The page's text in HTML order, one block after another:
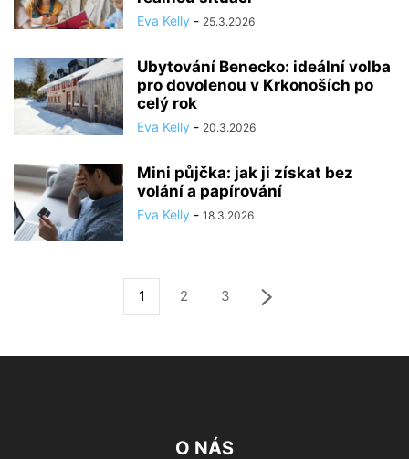
Eva Kelly - 25.3.2026
Ubytování Benecko: ideální volba
pro dovolenou v Krkonoších po
celý rok
Eva Kelly - 20.3.2026
Mini půjčka: jak ji získat bez
volání a papírování
Eva Kelly - 18.3.2026
1 2 3
O NÁS